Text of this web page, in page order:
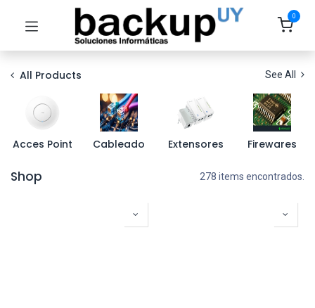
0
All Products See All
Acces Point Cableado Extensores Firewares
Shop 278 items encontrados.